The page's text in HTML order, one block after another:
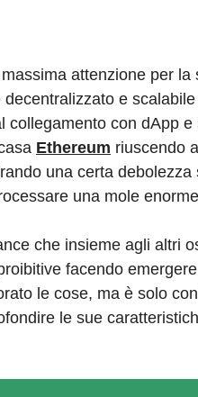
attenzione per la
e
collegamento con dApp
Ethereum riuscendo
una certa
una mole
che insieme agli altri
facendo
le cose, ma è solo
le sue